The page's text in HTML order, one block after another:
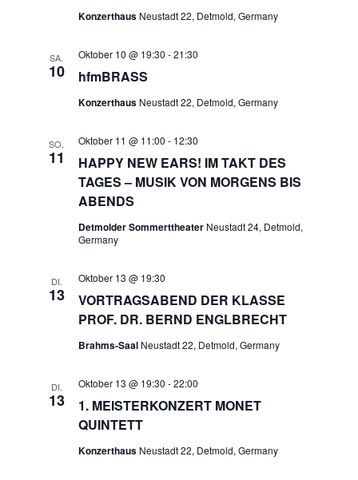
Konzerthaus Neustadt 22, Detmold, Germany
SA.
10 hfmBRASS
Oktober 10 @ 19:30 -21:30
Konzerthaus Neustadt 22, Detmold, Germany
SO.
11
HAPPY NEW EARS! IM TAKT DES
TAGES – MUSIK VON MORGENS BIS
ABENDS
Oktober 11 @ 11:00 - 12:30
Detmolder Sommerttheater Neustadt 24, Detmold,
Germany
DI.
13
VORTRAGSABEND DER KLASSE
PROF. DR. BERND ENGLBRECHT
Oktober 13 @ 19:30
Brahms-Saal Neustadt 22, Detmold, Germany
DI.
13
1. MEISTERKONZERT MONET
QUINTETT
Oktober 13 @ 19:30 -22:00
Konzerthaus Neustadt 22, Detmold, Germany